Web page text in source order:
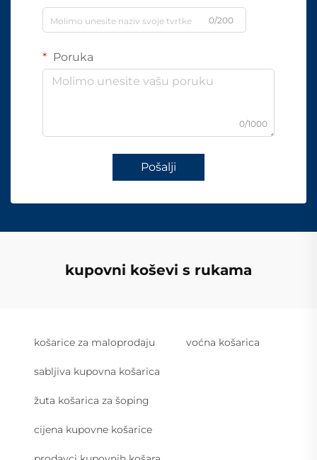
0/200
Poruka
0/1000
Pošalji
kupovni koševi s rukama
košarice za maloprodaju voćna košarica
sabljiva kupovna košarica
žuta košarica za šoping
cijena kupovne košarice